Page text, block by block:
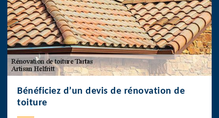
Bénéficiez d’un devis de rénovation de
toiture